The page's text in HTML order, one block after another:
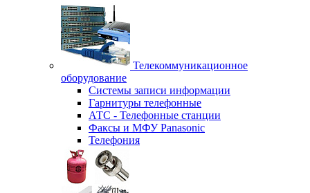
Телекоммуникационное
оборудование
Системы записи информации
Гарнитуры телефонные
АТС - Телефонные станции
Факсы и МФУ Panasonic
Телефония